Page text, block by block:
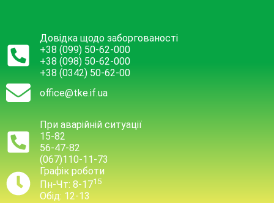
Довідка щодо заборгованості
+38 (099) 50-62-000
+38 (098) 50-62-000
+38 (0342) 50-62-00
office@tke.if.ua
При аварійній ситуації
15-82
56-47-82
(067)110-11-73
Графік роботи
Пн-Чт: 8-1715
Обід: 12-13